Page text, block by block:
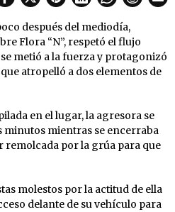
después del mediodía,
Flora “N”, respetó el flujo
metió a la fuerza y protagonizó
atropelló a dos elementos de
en el lugar, la agresora se
minutos mientras se encerraba
remolcada por la grúa para que
molestos por la actitud de ella
delante de su vehículo para